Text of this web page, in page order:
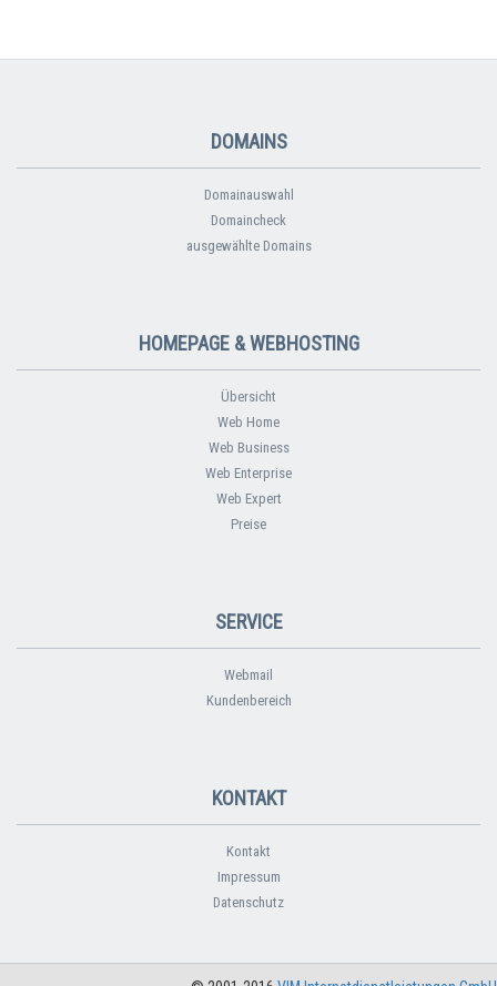
DOMAINS
Domainauswahl
Domaincheck
ausgewählte Domains
HOMEPAGE & WEBHOSTING
Übersicht
Web Home
Web Business
Web Enterprise
Web Expert
Preise
SERVICE
Webmail
Kundenbereich
KONTAKT
Kontakt
Impressum
Datenschutz